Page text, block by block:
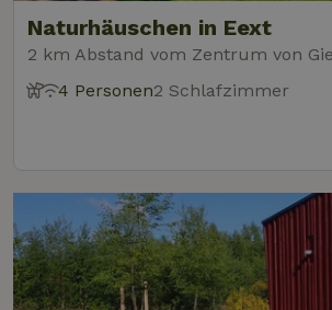
Naturhäuschen in Eext
2 km Abstand vom Zentrum von
4 Personen2 Schlafzimmer